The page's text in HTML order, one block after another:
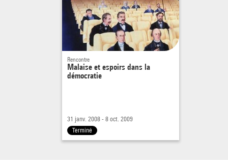
Rencontre
Malaise et espoirs dans la
démocratie
31 janv. 2008 - 8 oct. 2009
Terminé